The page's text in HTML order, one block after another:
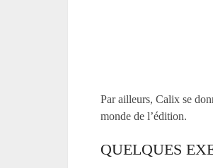
Par ailleurs, Calix se
monde de l’édition.
QUELQUES